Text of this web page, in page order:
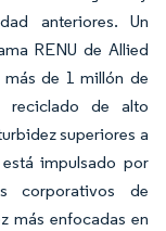
anteriores. Un
RENU de Allied
de 1 millón de
reciclado de alto
superiores a
impulsado por
corporativos de
más enfocadas en